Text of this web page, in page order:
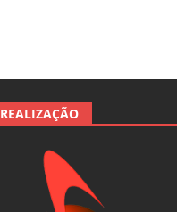
REALIZAÇÃO